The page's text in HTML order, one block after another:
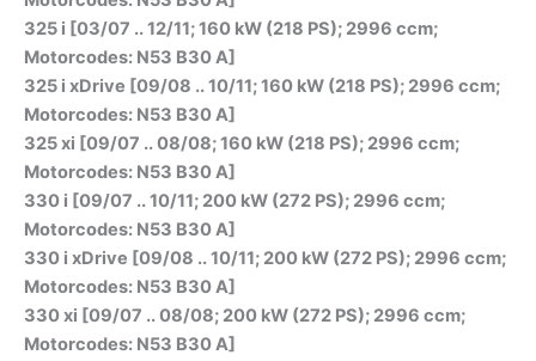
325 i [03/07 .. 12/11; 160 kW (218 PS); 2996 ccm;
Motorcodes: N53 B30 A]
325 i xDrive [09/08 .. 10/11; 160 kW (218 PS); 2996 ccm;
Motorcodes: N53 B30 A]
325 xi [09/07 .. 08/08; 160 kW (218 PS); 2996 ccm;
Motorcodes: N53 B30 A]
330 i [09/07 .. 10/11; 200 kW (272 PS); 2996 ccm;
Motorcodes: N53 B30 A]
330 i xDrive [09/08 .. 10/11; 200 kW (272 PS); 2996 ccm;
Motorcodes: N53 B30 A]
330 xi [09/07 .. 08/08; 200 kW (272 PS); 2996 ccm;
Motorcodes: N53 B30 A]